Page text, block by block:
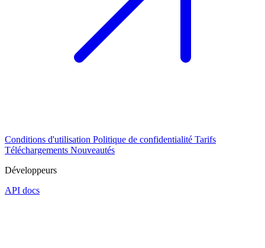
Conditions d'utilisation Politique de confidentialité Tarifs
Téléchargements Nouveautés
Développeurs
API docs